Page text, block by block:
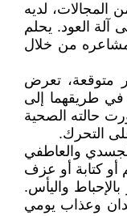
المجالات، لديه
آلة العود. يحلم
من خلال
متوقعة، تعرض
في طريقهما إلى
حالته الصحية
التحرك.
والعاطفي
أو كتابة أو عزف
واليأس.
وعذاب يومي